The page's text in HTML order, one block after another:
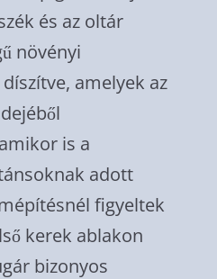
és az oltár
növényi
amelyek az
is a
adott
figyeltek
kerek ablakon
bizonyos